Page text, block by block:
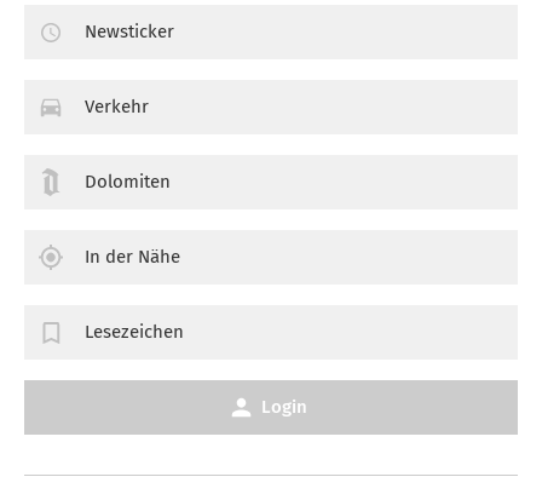
Newsticker
Verkehr
Dolomiten
In der Nähe
Lesezeichen
Login